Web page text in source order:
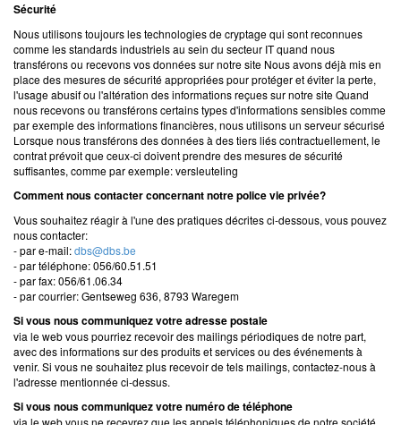
Sécurité
Nous utilisons toujours les technologies de cryptage qui sont reconnues
comme les standards industriels au sein du secteur IT quand nous
transférons ou recevons vos données sur notre site Nous avons déjà mis en
place des mesures de sécurité appropriées pour protéger et éviter la perte,
l'usage abusif ou l'altération des informations reçues sur notre site Quand
nous recevons ou transférons certains types d'informations sensibles comme
par exemple des informations financières, nous utilisons un serveur sécurisé
Lorsque nous transférons des données à des tiers liés contractuellement, le
contrat prévoit que ceux-ci doivent prendre des mesures de sécurité
suffisantes, comme par exemple: versleuteling
Comment nous contacter concernant notre police vie privée?
Vous souhaitez réagir à l'une des pratiques décrites ci-dessous, vous pouvez
nous contacter:
- par e-mail:dbs@dbs.be
- par téléphone: 056/60.51.51
- par fax: 056/61.06.34
- par courrier: Gentseweg 636, 8793 Waregem
Si vous nous communiquez votre adresse postale
via le web vous pourriez recevoir des mailings périodiques de notre part,
avec des informations sur des produits et services ou des événements à
venir. Si vous ne souhaitez plus recevoir de tels mailings, contactez-nous à
l'adresse mentionnée ci-dessus.
Si vous nous communiquez votre numéro de téléphone
via le web vous ne recevrez que les appels téléphoniques de notre société